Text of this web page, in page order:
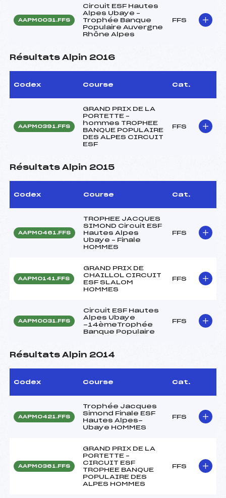
AAPM0031.FFS
Circuit ESF Hautes
Alpes Ubaye –
Trophée Banque
Populaire Auvergne
Rhône Alpes
FFS
Résultats Alpin 2016
Codex Course Cat.
AAPM0391.FFS
GRAND PRIX DE LA
PORTETTE –
hommes TROPHEE
BANQUE POPULAIRE
DES ALPES CIRCUIT
ESF
FFS
Résultats Alpin 2015
Codex Course Cat.
AAPM0461.FFS
TROPHEE JACQUES
SIMOND Circuit ESF
Hautes Alpes
Ubaye – Finale
HOMMES
FFS
AAPM0141.FFS
GRAND PRIX DE
CHAILLOL CIRCUIT
ESF SLALOM
HOMMES
FFS
AAPM0031.FFS
Circuit ESF Hautes
Alpes Ubaye
-14èmeTrophée
Banque Populaire
FFS
Résultats Alpin 2014
Codex Course Cat.
AAPM0421.FFS
Trophée Jacques
Simond Finale ESF
Hautes Alpes-
Ubaye HOMMES
FFS
AAPM0361.FFS
GRAND PRIX DE LA
PORTETTE –
CIRCUIT ESF
TROPHEE BANQUE
POPULAIRE DES
ALPES HOMMES
FFS